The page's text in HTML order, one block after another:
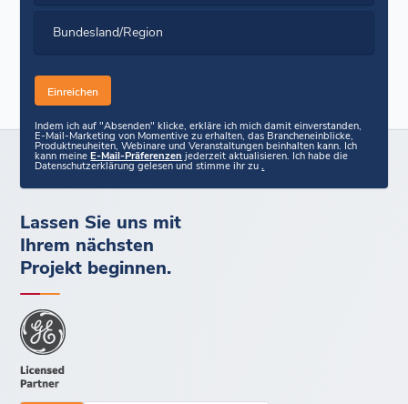
Bundesland/Region
Indem ich auf "Absenden" klicke, erkläre ich mich damit einverstanden,
E-Mail-Marketing von Momentive zu erhalten, das Brancheneinblicke,
Produktneuheiten, Webinare und Veranstaltungen beinhalten kann. Ich
kann meineE-Mail-Präferenzen jederzeit aktualisieren. Ich habe die
Datenschutzerklärung gelesen und stimme ihr zu.
Lassen Sie uns mit
Ihrem nächsten
Projekt beginnen.